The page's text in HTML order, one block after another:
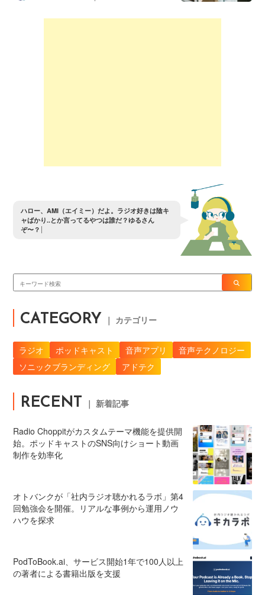
ハロー、 AMI（エイ ミ ー） だよ 。 ラジオ好きは陰キ
ャばかり..とか言ってるやつは誰だ？ゆるさ ん
ぞ〜？
CATEGORY ｜ カテゴリー
ラジオ ポッドキャスト 音声アプリ
音声テクノロジー
ソニックブランディング
アドテク
RECENT ｜ 新着記事
Radio Choppitがカスタムテーマ機能を提供開
始。ポッドキャストのSNS向けショート動画
制作を効率化
オトバンクが「社内ラジオ聴かれるラボ」第4
回勉強会を開催。リアルな事例から運用ノウ
ハウを探求
PodToBook.ai、サービス開始1年で100人以上
の著者による書籍出版を支援